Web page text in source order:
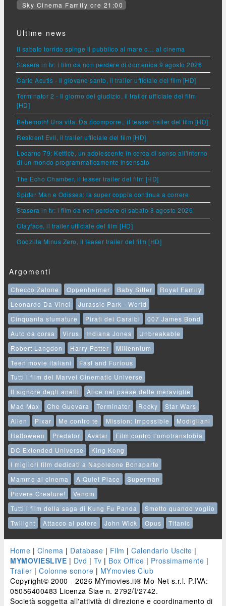
Sky Cinema Family ore 21:00
Ultime news
Il sabato torrido spinge il pubblico al mare o… al cinema
Stasera in tv: i film da non perdere di domenica 9 agosto 2026
Carlo Acutis - Il giovane santo, il trailer ufficiale del film [HD]
Terminator 2 - Il giorno del giudizio, il trailer ufficiale del film
[HD]
Behemoth! Una vita. Da ricomporre., il teaser trailer del film [HD]
Resident Evil, il trailer ufficiale del film [HD]
Locarno 79: Ketticè, un adolescente in cerca di senso all'interno
di un mondo programmaticamente insensato
The Echo Chamber, il teaser trailer del film [HD]
Spider Man e Odissea: la super coppia continua a correre
Stasera in tv: i film da non perdere di sabato 8 agosto 2026
Clayface, il trailer ufficiale del film [HD]
Godzilla Minus Zero, il teaser trailer del film [HD]
Argomenti
Checco Zalone Oppenheimer Baby Sitter
Royal Family
Leonardo Da Vinci
Jurassic Park - World
Cinquanta sfumature
Pirati dei Caraibi
007 James Bond
Auto da corsa
Virus Indiana Jones
Unbreakable
Robert Langdon
Harry Potter
Millennium
Teen movie italiani
Fast and Furious
Tutti i film del Marvel Cinematic Universe
Il signore degli anelli
Alice nel paese delle meraviglie
Mad Max
Che Guevara Terminator Rocky
Star Wars
Alien
Pixar Me contro te Mission: Impossible
Modigliani
Halloween
Predator Avatar
Film contro l'omotransfobia
DC Extended Universe
King Kong
I migliori film dedicati a Napoleone Bonaparte
Mamme al cinema
A Quiet Place
Superman
Povere Creature!
Venom
Tutti i film della saga di Kung Fu Panda
Smetto quando voglio
Twilight
Attacco al potere John Wick Opus Titanic
Home | Cinema | Database | Film | Calendario Uscite |
MYMOVIESLIVE | Dvd | Tv | Box Office | Prossimamente |
Trailer | Colonne sonore | MYmovies Club
Copyright© 2000 - 2026 MYmovies.it® Mo-Net s.r.l. P.IVA:
05056400483 Licenza Siae n. 2792/I/2742.
Società soggetta all'attività di direzione e coordinamento di